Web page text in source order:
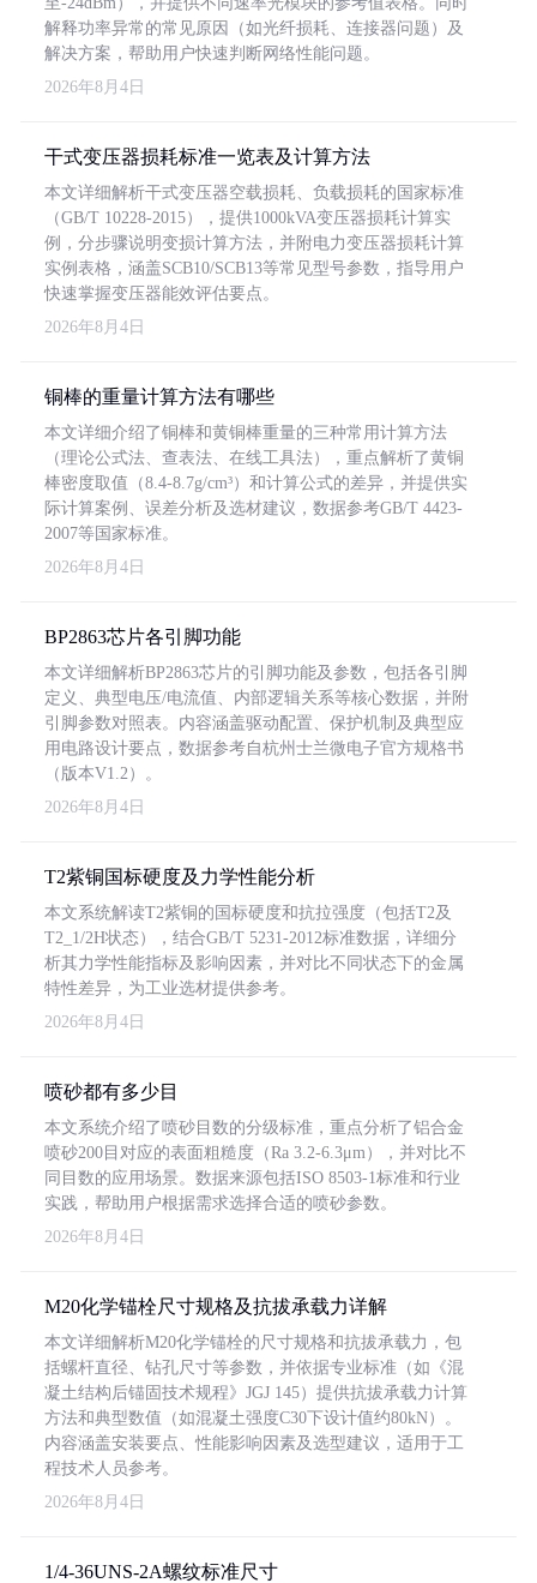
解释功率异常的常见原因（如光纤损耗、连接器问题）及
解决方案，帮助用户快速判断网络性能问题。
2026年8月4日
干式变压器损耗标准一览表及计算方法
本文详细解析干式变压器空载损耗、负载损耗的国家标准
（GB/T 10228-2015），提供1000kVA变压器损耗计算实
例，分步骤说明变损计算方法，并附电力变压器损耗计算
实例表格，涵盖SCB10/SCB13等常见型号参数，指导用户
快速掌握变压器能效评估要点。
2026年8月4日
铜棒的重量计算方法有哪些
本文详细介绍了铜棒和黄铜棒重量的三种常用计算方法
（理论公式法、查表法、在线工具法），重点解析了黄铜
棒密度取值（8.4-8.7g/cm³）和计算公式的差异，并提供实
际计算案例、误差分析及选材建议，数据参考GB/T 4423-
2007等国家标准。
2026年8月4日
BP2863芯片各引脚功能
本文详细解析BP2863芯片的引脚功能及参数，包括各引脚
定义、典型电压/电流值、内部逻辑关系等核心数据，并附
引脚参数对照表。内容涵盖驱动配置、保护机制及典型应
用电路设计要点，数据参考自杭州士兰微电子官方规格书
（版本V1.2）。
2026年8月4日
T2紫铜国标硬度及力学性能分析
本文系统解读T2紫铜的国标硬度和抗拉强度（包括T2及
T2_1/2H状态），结合GB/T 5231-2012标准数据，详细分
析其力学性能指标及影响因素，并对比不同状态下的金属
特性差异，为工业选材提供参考。
2026年8月4日
喷砂都有多少目
本文系统介绍了喷砂目数的分级标准，重点分析了铝合金
喷砂200目对应的表面粗糙度（Ra 3.2-6.3μm），并对比不
同目数的应用场景。数据来源包括ISO 8503-1标准和行业
实践，帮助用户根据需求选择合适的喷砂参数。
2026年8月4日
M20化学锚栓尺寸规格及抗拔承载力详解
本文详细解析M20化学锚栓的尺寸规格和抗拔承载力，包
括螺杆直径、钻孔尺寸等参数，并依据专业标准（如《混
凝土结构后锚固技术规程》JGJ 145）提供抗拔承载力计算
方法和典型数值（如混凝土强度C30下设计值约80kN）。
内容涵盖安装要点、性能影响因素及选型建议，适用于工
程技术人员参考。
2026年8月4日
1/4-36UNS-2A螺纹标准尺寸